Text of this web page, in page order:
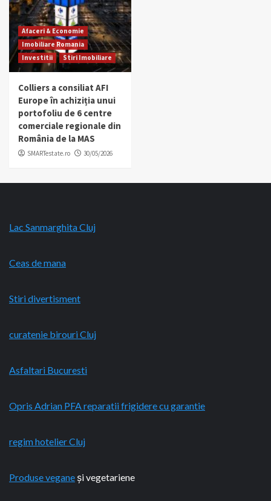
Afaceri & Economie
Imobiliare Romania
Investitii
Stiri Imobiliare
Colliers a consiliat AFI
Europe în achiziția unui
portofoliu de 6 centre
comerciale regionale din
România de la MAS
SMARTestate.ro 30/05/2026
Lac Sanmarghita Cluj
Ceas de mana
Stiri divertisment
curatenie birouri Cluj
Asfaltari Bucuresti
Opris Adrian PFA reparatii frigidere cu garantie
regim hotelier Cluj
Produse vegane și vegetariene